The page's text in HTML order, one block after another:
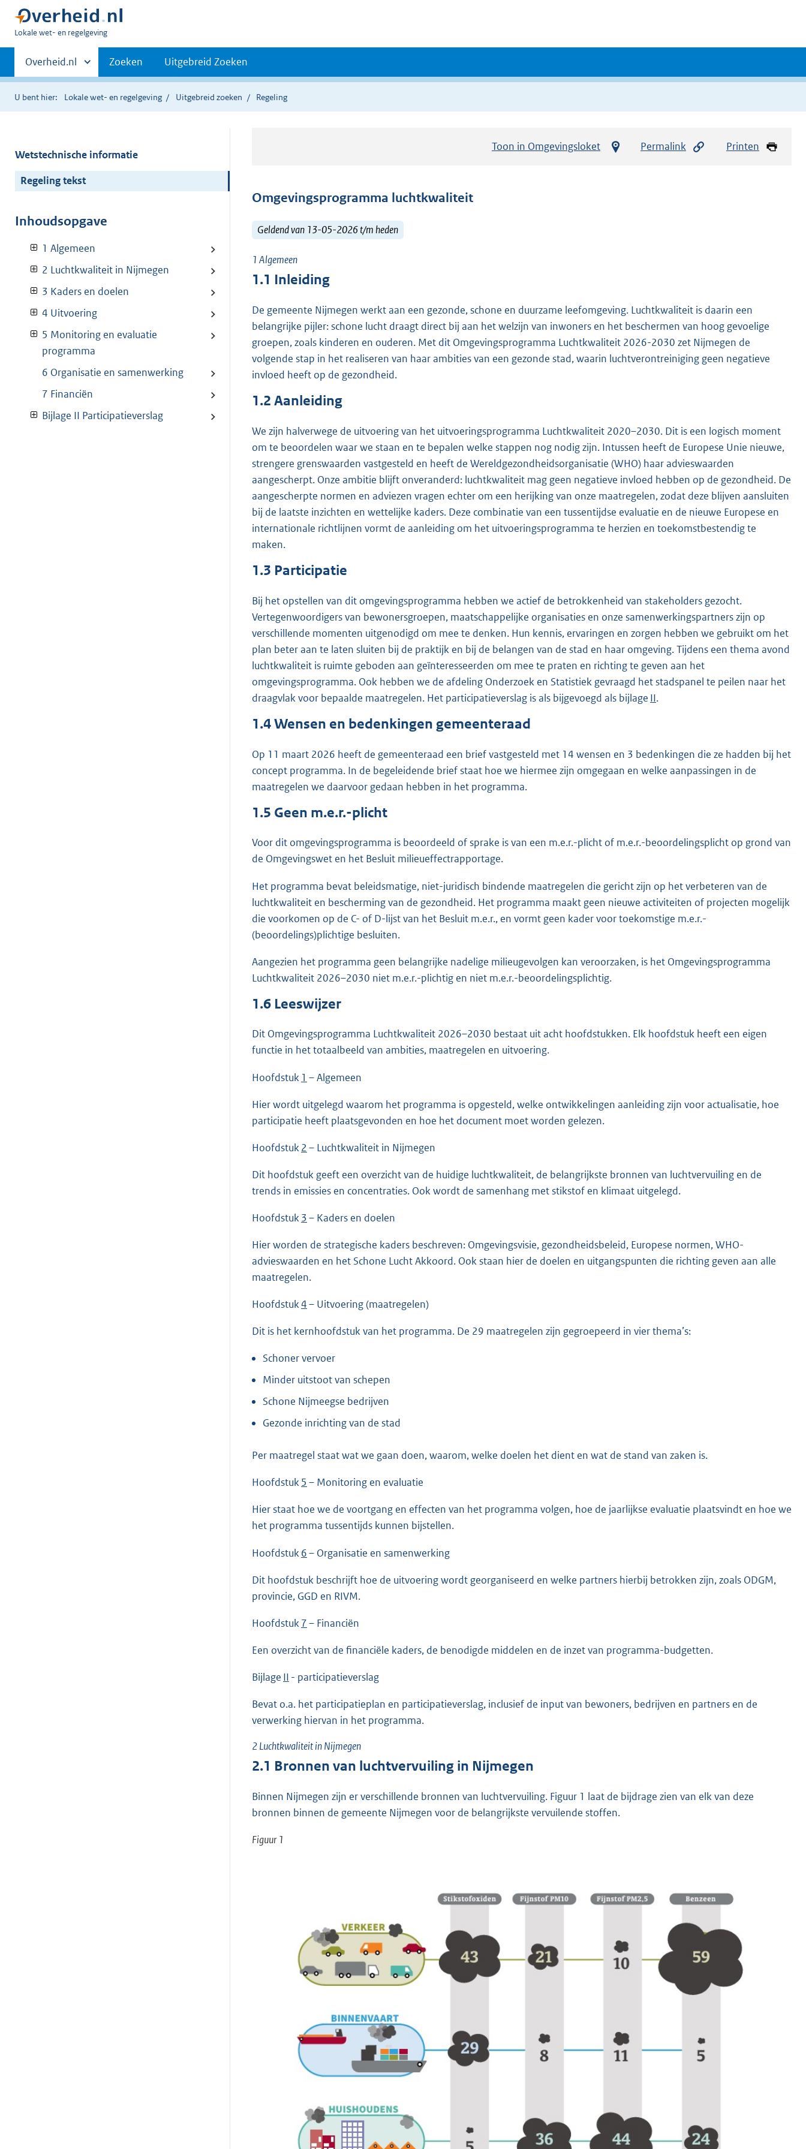
U
hier:
Lokale wet- en regelgeving
Primaire
navigatie
Andere
sites
binnen
Overheid.nl Zoeken Uitgebreid Zoeken
U bent hier: Lokale wet- en regelgeving Uitgebreid zoeken Regeling
Wetstechnische informatie
Regeling tekst
Inhoudsopgave
1 Algemeen
2 Luchtkwaliteit in Nijmegen
3 Kaders en doelen
4 Uitvoering
5 Monitoring en evaluatie
programma
6 Organisatie en samenwerking
7 Financiën
Bijlage II Participatieverslag
Toon in Omgevingsloket Permalink Printen
Omgevingsprogramma luchtkwaliteit
Geldend van 13-05-2026 t/m heden
1 Algemeen
1.1 Inleiding
De gemeente Nijmegen werkt aan een gezonde, schone en duurzame leefomgeving. Luchtkwaliteit is daarin een
belangrijke pijler: schone lucht draagt direct bij aan het welzijn van inwoners en het beschermen van hoog gevoelige
groepen, zoals kinderen en ouderen. Met dit Omgevingsprogramma Luchtkwaliteit 2026-2030 zet Nijmegen de
volgende stap in het realiseren van haar ambities van een gezonde stad, waarin luchtverontreiniging geen negatieve
invloed heeft op de gezondheid.
1.2 Aanleiding
We zijn halverwege de uitvoering van het uitvoeringsprogramma Luchtkwaliteit 2020–2030. Dit is een logisch moment
om te beoordelen waar we staan en te bepalen welke stappen nog nodig zijn. Intussen heeft de Europese Unie nieuwe,
strengere grenswaarden vastgesteld en heeft de Wereldgezondheidsorganisatie (WHO) haar advieswaarden
aangescherpt. Onze ambitie blijft onveranderd: luchtkwaliteit mag geen negatieve invloed hebben op de gezondheid. De
aangescherpte normen en adviezen vragen echter om een herijking van onze maatregelen, zodat deze blijven aansluiten
bij de laatste inzichten en wettelijke kaders. Deze combinatie van een tussentijdse evaluatie en de nieuwe Europese en
internationale richtlijnen vormt de aanleiding om het uitvoeringsprogramma te herzien en toekomstbestendig te
maken.
1.3 Participatie
Bij het opstellen van dit omgevingsprogramma hebben we actief de betrokkenheid van stakeholders gezocht.
Vertegenwoordigers van bewonersgroepen, maatschappelijke organisaties en onze samenwerkingspartners zijn op
verschillende momenten uitgenodigd om mee te denken. Hun kennis, ervaringen en zorgen hebben we gebruikt om het
plan beter aan te laten sluiten bij de praktijk en bij de belangen van de stad en haar omgeving. Tijdens een thema avond
luchtkwaliteit is ruimte geboden aan geïnteresseerden om mee te praten en richting te geven aan het
omgevingsprogramma. Ook hebben we de afdeling Onderzoek en Statistiek gevraagd het stadspanel te peilen naar het
draagvlak voor bepaalde maatregelen. Het participatieverslag is als bijgevoegd als bijlage II.
1.4Wensen en bedenkingen gemeenteraad
Op 11 maart 2026 heeft de gemeenteraad een brief vastgesteld met 14 wensen en 3 bedenkingen die ze hadden bij het
concept programma. In de begeleidende brief staat hoe we hiermee zijn omgegaan en welke aanpassingen in de
maatregelen we daarvoor gedaan hebben in het programma.
1.5 Geen m.e.r.-plicht
Voor dit omgevingsprogramma is beoordeeld of sprake is van een m.e.r.-plicht of m.e.r.-beoordelingsplicht op grond van
de Omgevingswet en het Besluit milieueffectrapportage.
Het programma bevat beleidsmatige, niet-juridisch bindende maatregelen die gericht zijn op het verbeteren van de
luchtkwaliteit en bescherming van de gezondheid. Het programma maakt geen nieuwe activiteiten of projecten mogelijk
die voorkomen op de C- of D-lijst van het Besluit m.e.r., en vormt geen kader voor toekomstige m.e.r.-
(beoordelings)plichtige besluiten.
Aangezien het programma geen belangrijke nadelige milieugevolgen kan veroorzaken, is het Omgevingsprogramma
Luchtkwaliteit 2026–2030 niet m.e.r.-plichtig en niet m.e.r.-beoordelingsplichtig.
1.6 Leeswijzer
Dit Omgevingsprogramma Luchtkwaliteit 2026–2030 bestaat uit acht hoofdstukken. Elk hoofdstuk heeft een eigen
functie in het totaalbeeld van ambities, maatregelen en uitvoering.
Hoofdstuk 1 – Algemeen
Hier wordt uitgelegd waarom het programma is opgesteld, welke ontwikkelingen aanleiding zijn voor actualisatie, hoe
participatie heeft plaatsgevonden en hoe het document moet worden gelezen.
Hoofdstuk2– Luchtkwaliteit in Nijmegen
Dit hoofdstuk geeft een overzicht van de huidige luchtkwaliteit, de belangrijkste bronnen van luchtvervuiling en de
trends in emissies en concentraties. Ook wordt de samenhang met stikstof en klimaat uitgelegd.
Hoofdstuk3 – Kaders en doelen
Hier worden de strategische kaders beschreven: Omgevingsvisie, gezondheidsbeleid, Europese normen, WHO-
advieswaarden en het Schone Lucht Akkoord. Ook staan hier de doelen en uitgangspunten die richting geven aan alle
maatregelen.
Hoofdstuk4– Uitvoering (maatregelen)
Dit is het kernhoofdstuk van het programma. De 29 maatregelen zijn gegroepeerd in vier thema’s:
Schoner vervoer
Minder uitstoot van schepen
Schone Nijmeegse bedrijven
Gezonde inrichting van de stad
Per maatregel staat wat we gaan doen, waarom, welke doelen het dient en wat de stand van zaken is.
Hoofdstuk5 – Monitoring en evaluatie
Hier staat hoe we de voortgang en effecten van het programma volgen, hoe de jaarlijkse evaluatie plaatsvindt en hoe we
het programma tussentijds kunnen bijstellen.
Hoofdstuk6– Organisatie en samenwerking
Dit hoofdstuk beschrijft hoe de uitvoering wordt georganiseerd en welke partners hierbij betrokken zijn, zoals ODGM,
provincie, GGD en RIVM.
Hoofdstuk7– Financiën
Een overzicht van de financiële kaders, de benodigde middelen en de inzet van programma-budgetten.
Bijlage II - participatieverslag
Bevat o.a. het participatieplan en participatieverslag, inclusief de input van bewoners, bedrijven en partners en de
verwerking hiervan in het programma.
2Luchtkwaliteit in Nijmegen
2.1 Bronnen van luchtvervuiling in Nijmegen
Binnen Nijmegen zijn er verschillende bronnen van luchtvervuiling. Figuur 1 laat de bijdrage zien van elk van deze
bronnen binnen de gemeente Nijmegen voor de belangrijkste vervuilende stoffen.
Figuur 1